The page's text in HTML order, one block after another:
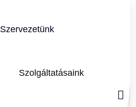
Szervezetünk
Szolgáltatásaink
Vélemény (0)